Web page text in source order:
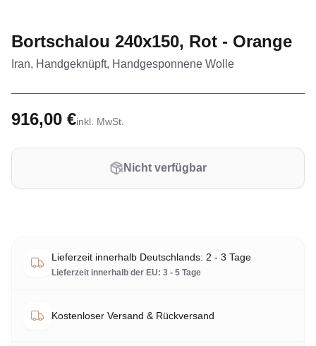
Bortschalou 240x150, Rot - Orange
Iran, Handgeknüpft, Handgesponnene Wolle
916,00 €inkl. MwSt.
Nicht verfügbar
Lieferzeit innerhalb Deutschlands: 2 - 3 Tage
Lieferzeit innerhalb der EU: 3 - 5 Tage
Kostenloser Versand & Rückversand